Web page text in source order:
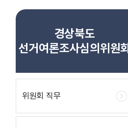
경상북도
선거여론조사심의위원회
위원회 직무